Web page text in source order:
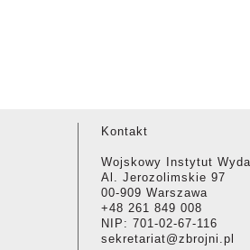
Kontakt
Wojskowy Instytut
Al. Jerozolimskie 97
00-909 Warszawa
+48 261 849 008
NIP: 701-02-67-116
sekretariat@zbrojni.pl